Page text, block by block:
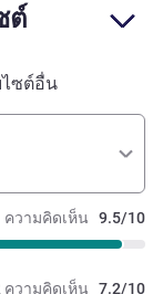
ต์
ไซต์อื่น
ความคิดเห็น 9.5/10
ความคิดเห็น 7.2/10